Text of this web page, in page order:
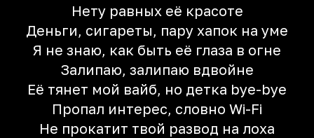
Нету равных её красоте
Деньги, сигареты, пару хапок на уме
Я не знаю, как быть её глаза в огне
Залипаю, залипаю вдвойне
Её тянет мой вайб, но детка bye-bye
Пропал интерес, словно Wi-Fi
Не прокатит твой развод на лоха